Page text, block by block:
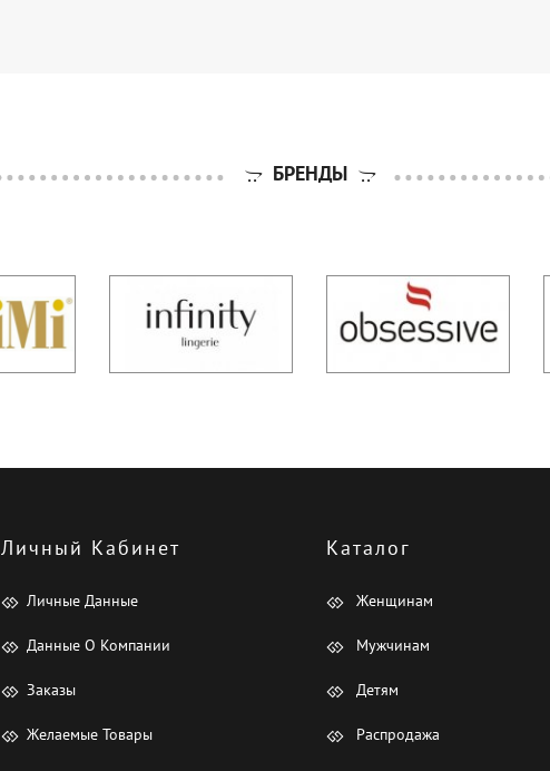
БРЕНДЫ
Личный Кабинет
Личные Данные
Данные О Компании
Заказы
Желаемые Товары
Каталог
Женщинам
Мужчинам
Детям
Распродажа